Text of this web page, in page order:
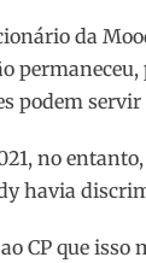
da
podem
no
havia
CP que